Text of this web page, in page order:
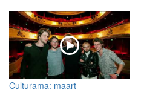
Culturama: maart